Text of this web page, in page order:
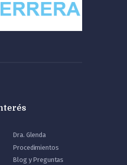
Dra. Glenda
Procedimientos
Blog y Preguntas